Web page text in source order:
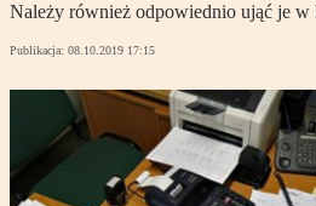
Należy również odpowiednio ująć je w
Publikacja: 08.10.2019 17:15